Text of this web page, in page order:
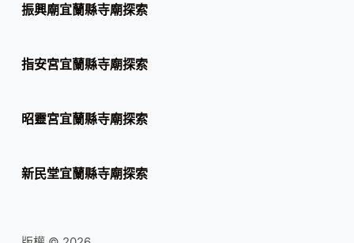
振興廟宜蘭縣寺廟探索
指安宮宜蘭縣寺廟探索
昭靈宮宜蘭縣寺廟探索
新民堂宜蘭縣寺廟探索